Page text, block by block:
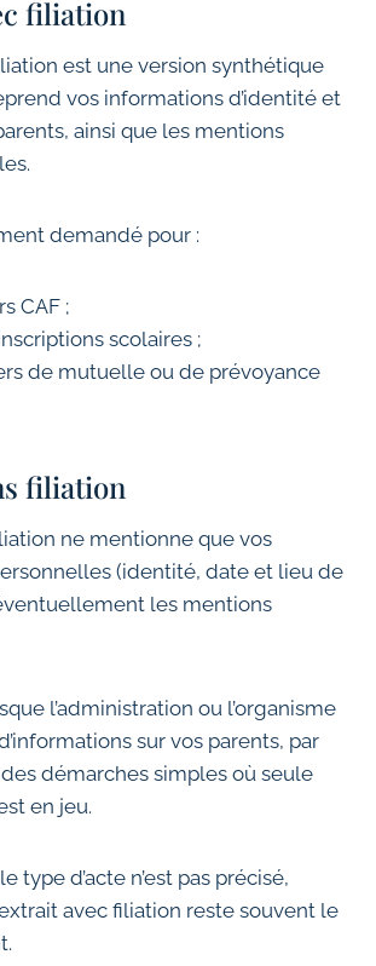
filiation
est une version synthétique
vos informations d’identité et
ainsi que les mentions
demandé pour :
CAF ;
scolaires ;
de mutuelle ou de prévoyance
filiation
ne mentionne que vos
(identité, date et lieu de
les mentions
l’administration ou l’organisme
sur vos parents, par
démarches simples où seule
en jeu.
type d’acte n’est pas précisé,
avec filiation reste souvent le